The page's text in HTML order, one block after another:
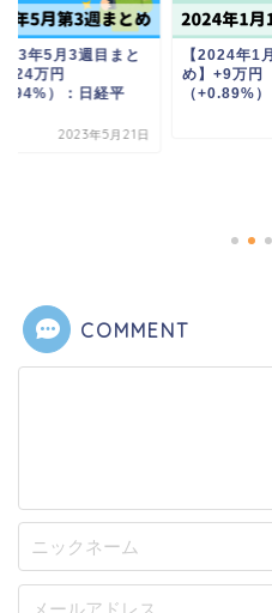
年5月3週目まと
+24万円
）：日経平
2023年5月21日
【2024年1
め】+9万円
（+0.89%
COMMENT